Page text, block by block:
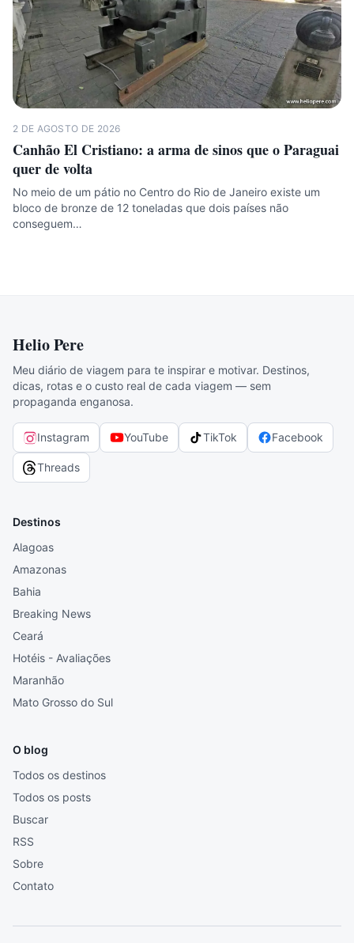
2 DE AGOSTO DE 2026
Canhão El Cristiano: a arma de sinos que o Paraguai
quer de volta
No meio de um pátio no Centro do Rio de Janeiro existe um
bloco de bronze de 12 toneladas que dois países não
conseguem…
Helio Pere
Meu diário de viagem para te inspirar e motivar. Destinos,
dicas, rotas e o custo real de cada viagem — sem
propaganda enganosa.
Instagram YouTube TikTok Facebook
Threads
Destinos
Alagoas
Amazonas
Bahia
Breaking News
Ceará
Hotéis - Avaliações
Maranhão
Mato Grosso do Sul
O blog
Todos os destinos
Todos os posts
Buscar
RSS
Sobre
Contato